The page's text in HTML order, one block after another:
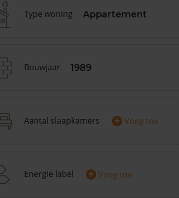
Type woning Appartement
Bouwjaar 1989
Aantal slaapkamers + Voeg toe
Energie label + Voeg toe